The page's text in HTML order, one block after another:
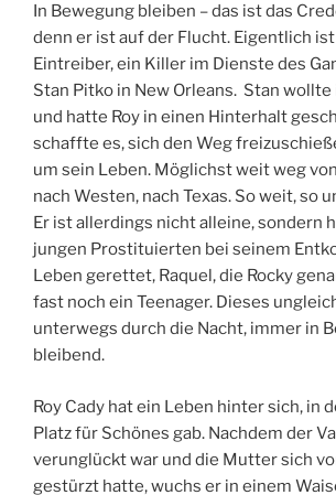
In Bewegung bleiben – das ist das
denn er ist auf der Flucht. Eigentlich
Eintreiber, ein Killer im Dienste des
Stan Pitko in New Orleans. Stan
und hatte Roy in einen Hinterhalt
schaffte es, sich den Weg
um sein Leben. Möglichst weit weg
nach Westen, nach Texas. So weit, so
Er ist allerdings nicht alleine, sondern
jungen Prostituierten bei seinem
Leben gerettet, Raquel, die Rocky
fast noch ein Teenager. Dieses
unterwegs durch die Nacht, immer in
bleibend.
Roy Cady hat ein Leben hinter sich, in
Platz für Schönes gab. Nachdem der
verunglückt war und die Mutter sich
gestürzt hatte, wuchs er in einem